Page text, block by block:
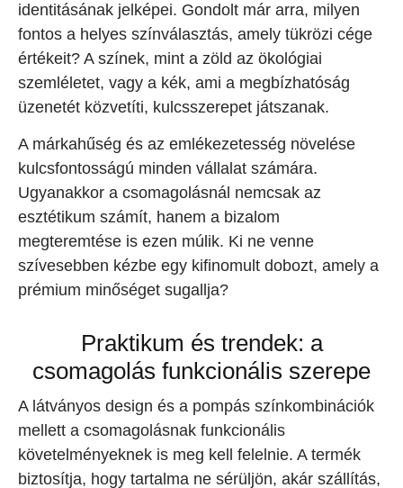
identitásának jelképei. Gondolt már arra, milyen
fontos a helyes színválasztás, amely tükrözi cége
értékeit? A színek, mint a zöld az ökológiai
szemléletet, vagy a kék, ami a megbízhatóság
üzenetét közvetíti, kulcsszerepet játszanak.
A márkahűség és az emlékezetesség növelése
kulcsfontosságú minden vállalat számára.
Ugyanakkor a csomagolásnál nemcsak az
esztétikum számít, hanem a bizalom
megteremtése is ezen múlik. Ki ne venne
szívesebben kézbe egy kifinomult dobozt, amely a
prémium minőséget sugallja?
Praktikum és trendek: a
csomagolás funkcionális szerepe
A látványos design és a pompás színkombinációk
mellett a csomagolásnak funkcionális
követelményeknek is meg kell felelnie. A termék
biztosítja, hogy tartalma ne sérüljön, akár szállítás,